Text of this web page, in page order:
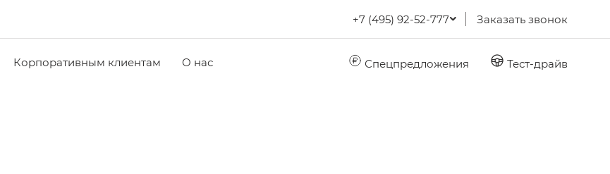
+7 (495) 92-52-777 Заказать звонок
Корпоративным клиентам О нас Спецпредложения Тест-драйв